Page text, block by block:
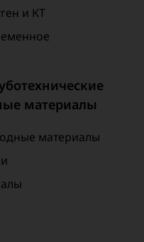
и КТ
материалы
материалы